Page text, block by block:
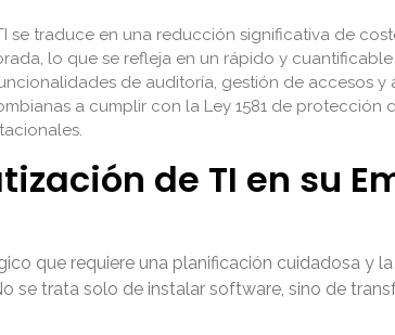
se traduce en una reducción significativa de
lo que se refleja en un rápido y
de auditoría, gestión de accesos
a cumplir con la Ley 1581 de protección
de TI en su
que requiere una planificación cuidadosa y
se trata solo de instalar software, sino de